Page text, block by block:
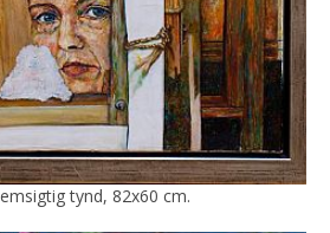
tynd, 82x60 cm.